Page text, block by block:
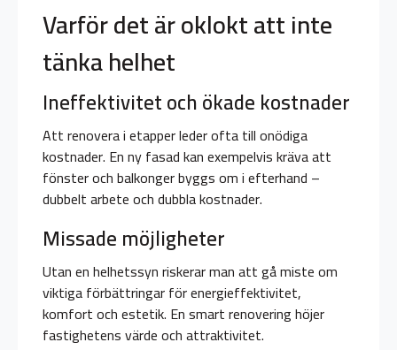
Varför det är oklokt att inte
tänka helhet
Ineffektivitet och ökade kostnader
Att renovera i etapper leder ofta till onödiga
kostnader. En ny fasad kan exempelvis kräva att
fönster och balkonger byggs om i efterhand –
dubbelt arbete och dubbla kostnader.
Missade möjligheter
Utan en helhetssyn riskerar man att gå miste om
viktiga förbättringar för energieffektivitet,
komfort och estetik. En smart renovering höjer
fastighetens värde och attraktivitet.